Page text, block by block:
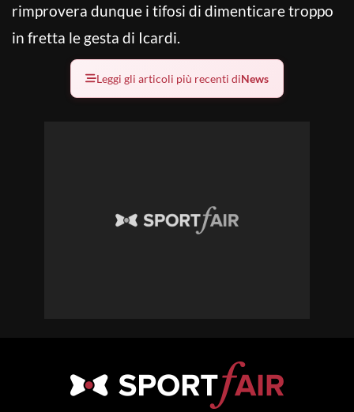
rimprovera dunque i tifosi di dimenticare troppo
in fretta le gesta di Icardi.
Leggi gli articoli più recenti diNews